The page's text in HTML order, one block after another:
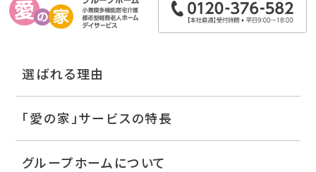
選ばれる理由
「愛の家」サービスの特長
グループホームについて